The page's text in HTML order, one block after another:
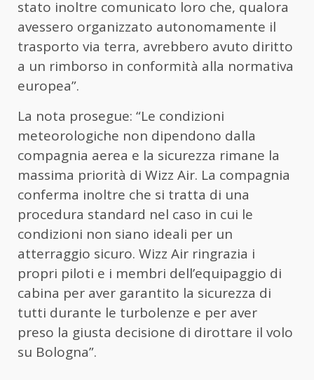
stato inoltre comunicato loro che, qualora
avessero organizzato autonomamente il
trasporto via terra, avrebbero avuto diritto
a un rimborso in conformità alla normativa
europea”.
La nota prosegue: “Le condizioni
meteorologiche non dipendono dalla
compagnia aerea e la sicurezza rimane la
massima priorità di Wizz Air. La compagnia
conferma inoltre che si tratta di una
procedura standard nel caso in cui le
condizioni non siano ideali per un
atterraggio sicuro. Wizz Air ringrazia i
propri piloti e i membri dell’equipaggio di
cabina per aver garantito la sicurezza di
tutti durante le turbolenze e per aver
preso la giusta decisione di dirottare il volo
su Bologna”.